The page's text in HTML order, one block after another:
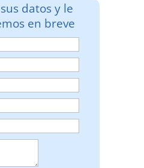
datos y le
en breve